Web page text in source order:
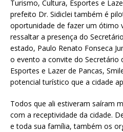
Turismo, Cultura, Esportes e
prefeito Dr. Sidiclei também é
oportunidade de fazer um ótimo
ressaltar a presença do
estado, Paulo Renato Fonseca
o evento a convite do Secretário
Esportes e Lazer de Pancas,
potencial turístico que a cidade
Todos que ali estiveram saíram
com a receptividade da cidade.
e toda sua família, também os